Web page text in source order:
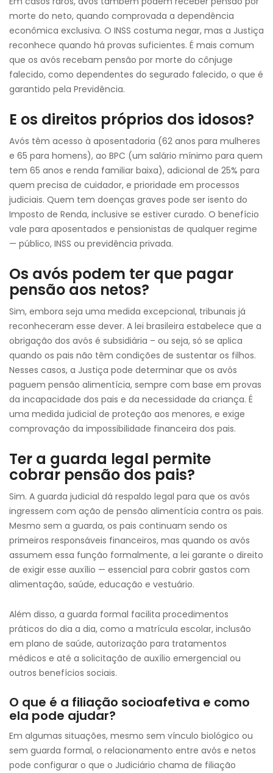
morte do neto, quando comprovada a dependência
econômica exclusiva. O INSS costuma negar, mas a Justiça
reconhece quando há provas suficientes. É mais comum
que os avós recebam pensão por morte do cônjuge
falecido, como dependentes do segurado falecido, o que é
garantido pela Previdência.
E os direitos próprios dos idosos?
Avós têm acesso à aposentadoria (62 anos para mulheres
e 65 para homens), ao BPC (um salário mínimo para quem
tem 65 anos e renda familiar baixa), adicional de 25% para
quem precisa de cuidador, e prioridade em processos
judiciais. Quem tem doenças graves pode ser isento do
Imposto de Renda, inclusive se estiver curado. O benefício
vale para aposentados e pensionistas de qualquer regime
— público, INSS ou previdência privada.
Os avós podem ter que pagar
pensão aos netos?
Sim, embora seja uma medida excepcional, tribunais já
reconheceram esse dever. A lei brasileira estabelece que a
obrigação dos avós é subsidiária – ou seja, só se aplica
quando os pais não têm condições de sustentar os filhos.
Nesses casos, a Justiça pode determinar que os avós
paguem pensão alimentícia, sempre com base em provas
da incapacidade dos pais e da necessidade da criança. É
uma medida judicial de proteção aos menores, e exige
comprovação da impossibilidade financeira dos pais.
Ter a guarda legal permite
cobrar pensão dos pais?
Sim. A guarda judicial dá respaldo legal para que os avós
ingressem com ação de pensão alimentícia contra os pais.
Mesmo sem a guarda, os pais continuam sendo os
primeiros responsáveis financeiros, mas quando os avós
assumem essa função formalmente, a lei garante o direito
de exigir esse auxílio — essencial para cobrir gastos com
alimentação, saúde, educação e vestuário.
Além disso, a guarda formal facilita procedimentos
práticos do dia a dia, como a matrícula escolar, inclusão
em plano de saúde, autorização para tratamentos
médicos e até a solicitação de auxílio emergencial ou
outros benefícios sociais.
O que é a filiação socioafetiva e como
ela pode ajudar?
Em algumas situações, mesmo sem vínculo biológico ou
sem guarda formal, o relacionamento entre avós e netos
pode configurar o que o Judiciário chama de filiação